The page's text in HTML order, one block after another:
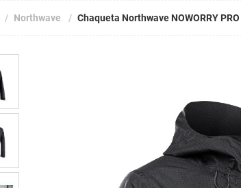
Northwave Chaqueta Northwave NOWORRY